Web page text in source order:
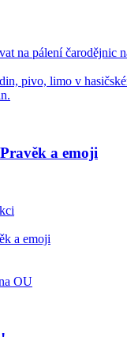
na pálení čarodějnic
pivo, limo v
a emoji
a emoji
OU